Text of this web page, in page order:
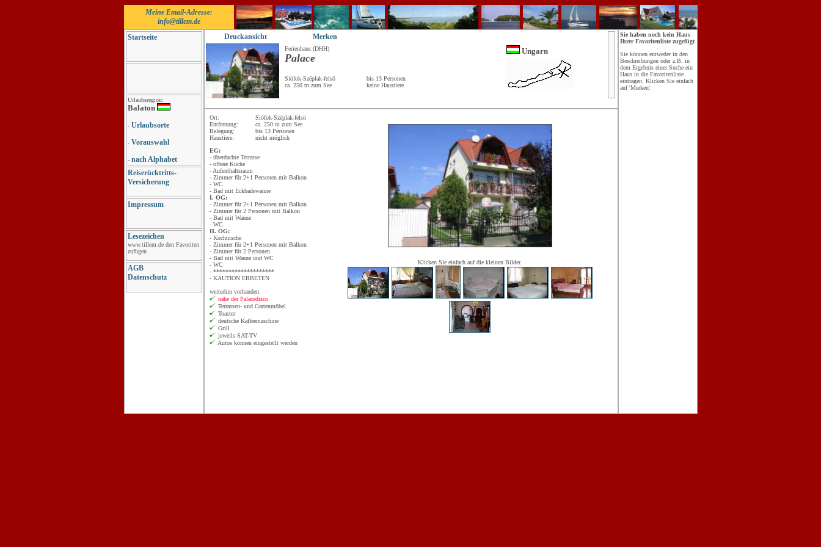
Meine Email-Adresse:
info@tillem.de
Startseite
Urlaubsregion:
Balaton
- Urlaubsorte
- Vorauswahl
-nach Alphabet
Reiserücktritts-
Versicherung
Impressum
Lesezeichen
www.tillem.de den Favoriten
zufügen
AGB
Datenschutz
Druckansicht Merken
Ferienhaus (DHH)
Palace
Siófok-Széplak-felsö
ca. 250 m zum See
bis 13 Personen
keine Haustiere
Ungarn
Sie haben noch kein Haus
Ihrer Favoritenliste zugefügt
Sie können entweder in den
Beschreibungen oder z.B. in
dem Ergebnis einer Suche ein
Haus in die Favoritenliste
eintragen. Klicken Sie einfach
auf 'Merken'.
Ort:
Siófok-Széplak-felsö
Entfernung:
ca. 250 m zum See
Belegung:
bis 13 Personen
Haustiere:
nicht möglich
EG:
- überdachte Terrasse
- offene Küche
- Aufenthaltsraum
- Zimmer für 2+1 Personen mit Balkon
- WC
- Bad mit Eckbadewanne
I. OG:
- Zimmer für 2+1 Personen mit Balkon
- Zimmer für 2 Personen mit Balkon
- Bad mit Wanne
- WC
II. OG:
- Kochnische
- Zimmer für 2+1 Personen mit Balkon
- Zimmer für 2 Personen
- Bad mit Wanne und WC
- WC
- ********************
- KAUTION ERBETEN
weiterhin vorhanden:
nahe der Palacedisco
Terrassen- und Gartenmöbel
Toaster
deutsche Kaffeemaschine
Grill
jeweils SAT-TV
Autos können eingestellt werden
Klicken Sie einfach auf die kleinen Bilder.